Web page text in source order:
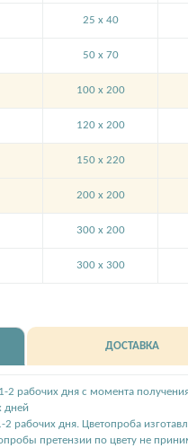
25 x 40
50 x 70
100 x 200
120 x 200
150 x 220
200 x 200
300 x 200
300 x 300
ДОСТАВКА
2 рабочих дня с момента
дней
рабочих дня. Цветопроба
претензии по цвету не